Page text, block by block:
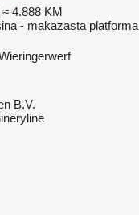
≈ 4.888 KM
- makazasta platforma
B.V.